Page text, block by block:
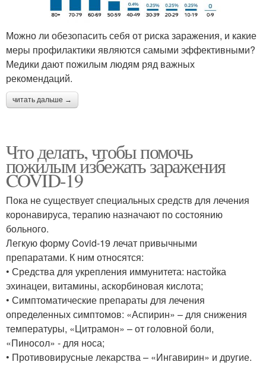
Можно ли обезопасить себя от риска заражения, и какие
меры профилактики являются самыми эффективными?
Медики дают пожилым людям ряд важных
рекомендаций.
читать дальше →
Что делать, чтобы помочь
пожилым избежать заражения
COVID-19
Пока не существует специальных средств для лечения
коронавируса, терапию назначают по состоянию
больного.
Легкую форму Covid-19 лечат привычными
препаратами. К ним относятся:
• Средства для укрепления иммунитета: настойка
эхинацеи, витамины, аскорбиновая кислота;
• Симптоматические препараты для лечения
определенных симптомов: «Аспирин» – для снижения
температуры, «Цитрамон» – от головной боли,
«Пиносол» - для носа;
• Противовирусные лекарства – «Ингавирин» и другие.